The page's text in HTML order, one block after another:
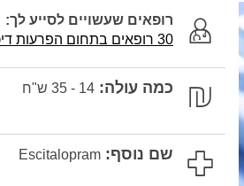
רופאים שעשויים לסייע לך:
30 רופאים בתחום הפרעות דיכאון וחרדה
כמה עולה:14 - 35 ש"ח
שם נוסף:Escitalopram